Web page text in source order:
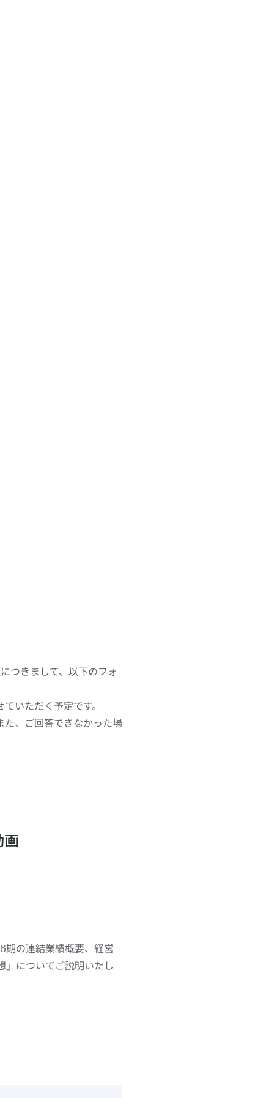
つきまして、以下のフォ
いただく予定です。
た、ご回答できなかった場
画
期の連結業績概要、経営
」についてご説明いたし